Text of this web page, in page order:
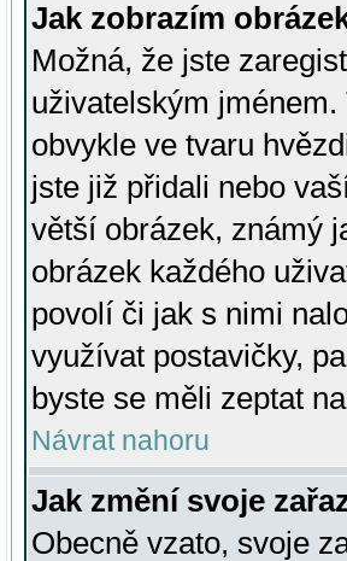
Jak zobrazím
Možná, že jste
uživatelským
obvykle ve tvaru
jste již přidali nebo
větší obrázek, známý
obrázek každého
povolí či jak s nimi
využívat postavičky,
byste se měli zeptat
Návrat nahoru
Jak změní svoje
Obecně vzato, svoje